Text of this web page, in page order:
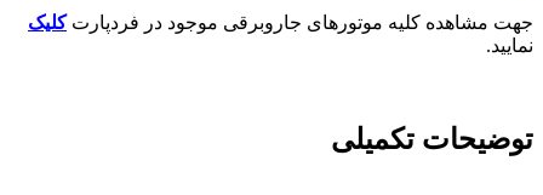
جهت مشاهده کلیه موتورهای جاروبرقی موجود در فردپارتکلیک
نمایید.
توضیحات تکمیلی